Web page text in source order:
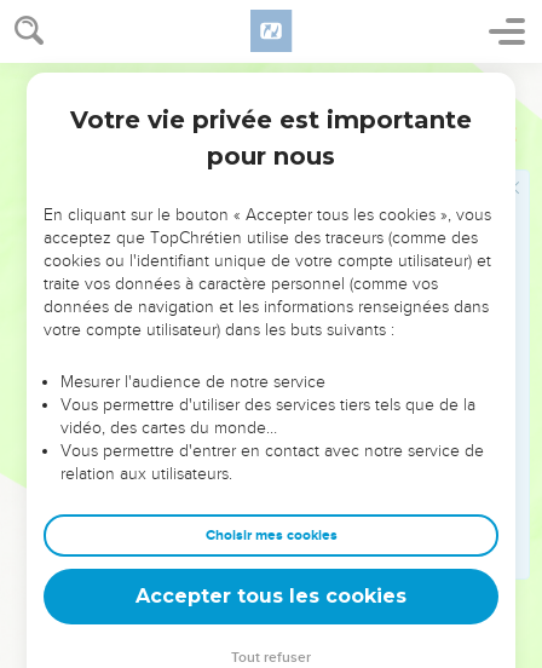
2 Corinthiens 11
25 trois fois j'ai été fouetté, une fois j'ai été lapidé, trois fois
j'ai fait naufrage, j'ai passé un jour et une nuit dans la mer.
fleuves, en danger de la part des brigands, en danger de la
part de mes compatriotes, en danger de la part des non-
en danger sur la mer, en danger parmi les prétendus frères.
J'ai connu le travail et la peine, j’ai été exposé à de
nombreuses privations de sommeil, à la faim et à la soif, à de
nombreux jeûnes, au froid et au dénuement.
souci que j’ai de toutes les Eglises.
Qui est faible sans que je sois faible ? Qui vient à tomber
sans que je brûle ?
S'il faut se vanter, c'est de ma faiblesse que je me
vanterai !
Dieu, qui est le Père du Seigneur Jésus[-Christ] et qui est
béni éternellement, sait que je ne mens pas.
A Damas, le gouverneur du roi Arétas faisait garder la ville
Votre vie privée est importante
pour nous
En cliquant sur le bouton « Accepter tous les cookies », vous
acceptez que TopChrétien utilise des traceurs (comme des
cookies ou l'identifiant unique de votre compte utilisateur) et
traite vos données à caractère personnel (comme vos
données de navigation et les informations renseignées dans
votre compte utilisateur) dans les buts suivants :
Mesurer l'audience de notre service
Vous permettre d'utiliser des services tiers tels que de la
vidéo, des cartes du monde…
Vous permettre d'entrer en contact avec notre service de
relation aux utilisateurs.
Choisir mes cookies
Accepter tous les cookies
Tout refuser